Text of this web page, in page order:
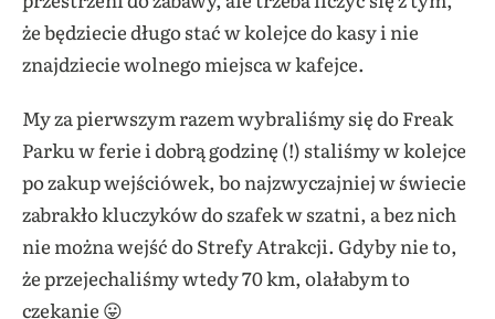
że będziecie długo stać w kolejce do kasy i nie
znajdziecie wolnego miejsca w kafejce.
My za pierwszym razem wybraliśmy się do Freak
Parku w ferie i dobrą godzinę (!) staliśmy w kolejce
po zakup wejściówek, bo najzwyczajniej w świecie
zabrakło kluczyków do szafek w szatni, a bez nich
nie można wejść do Strefy Atrakcji. Gdyby nie to,
że przejechaliśmy wtedy 70 km, olałabym to
czekanie 😛